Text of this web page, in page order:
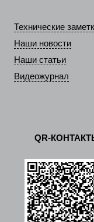
Технические
Наши новости
Наши статьи
Видеожурнал
QR-